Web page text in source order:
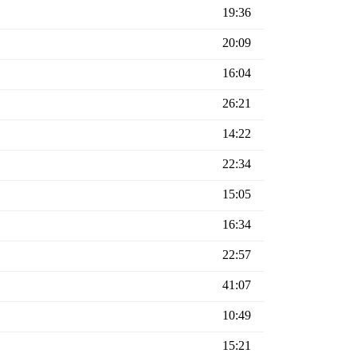
19:36
20:09
16:04
26:21
14:22
22:34
15:05
16:34
22:57
41:07
10:49
15:21